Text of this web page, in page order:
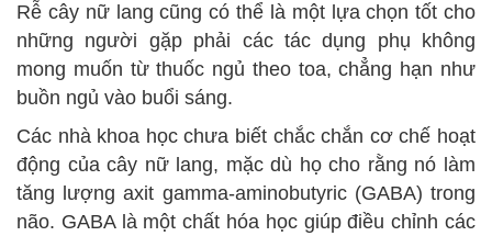
Rễ cây nữ lang cũng có thể là một lựa chọn tốt cho
những người gặp phải các tác dụng phụ không
mong muốn từ thuốc ngủ theo toa, chẳng hạn như
buồn ngủ vào buổi sáng.
Các nhà khoa học chưa biết chắc chắn cơ chế hoạt
động của cây nữ lang, mặc dù họ cho rằng nó làm
tăng lượng axit gamma-aminobutyric (GABA) trong
não. GABA là một chất hóa học giúp điều chỉnh các